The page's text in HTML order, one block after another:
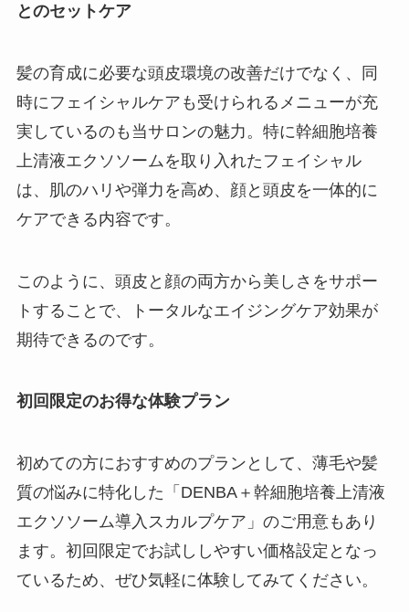
とのセットケア
髪の育成に必要な頭皮環境の改善だけでなく、同
時にフェイシャルケアも受けられるメニューが充
実しているのも当サロンの魅力。特に幹細胞培養
上清液エクソソームを取り入れたフェイシャル
は、肌のハリや弾力を高め、顔と頭皮を一体的に
ケアできる内容です。
このように、頭皮と顔の両方から美しさをサポー
トすることで、トータルなエイジングケア効果が
期待できるのです。
初回限定のお得な体験プラン
初めての方におすすめのプランとして、薄毛や髪
質の悩みに特化した「DENBA＋幹細胞培養上清液
エクソソーム導入スカルプケア」のご用意もあり
ます。初回限定でお試ししやすい価格設定となっ
ているため、ぜひ気軽に体験してみてください。